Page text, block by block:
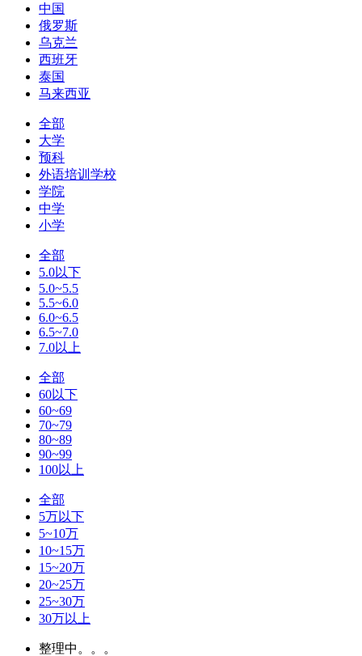
中国
俄罗斯
乌克兰
西班牙
泰国
马来西亚
全部
大学
预科
外语培训学校
学院
中学
小学
全部
5.0以下
5.0~5.5
5.5~6.0
6.0~6.5
6.5~7.0
7.0以上
全部
60以下
60~69
70~79
80~89
90~99
100以上
全部
5万以下
5~10万
10~15万
15~20万
20~25万
25~30万
30万以上
整理中。。。